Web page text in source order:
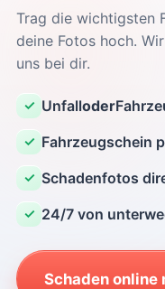
Trag die wichtigsten
deine Fotos hoch.
uns bei dir.
✓ Unfalloder
✓ Fahrzeugschein
✓ Schadenfotos
✓ 24/7 von
Schaden online